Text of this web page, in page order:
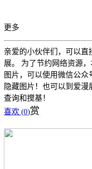
更多
亲爱的小伙伴们，可以直
展。 为了节约网络资源
图片，可以使用微信公众
隐藏图片！也可以到爱漫
查询和搅基！
喜欢 (0)赏